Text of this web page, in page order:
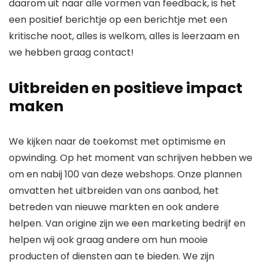
daarom uit naar alle vormen van feedback, is het
een positief berichtje op een berichtje met een
kritische noot, alles is welkom, alles is leerzaam en
we hebben graag contact!
Uitbreiden en positieve impact
maken
We kijken naar de toekomst met optimisme en
opwinding. Op het moment van schrijven hebben we
om en nabij 100 van deze webshops. Onze plannen
omvatten het uitbreiden van ons aanbod, het
betreden van nieuwe markten en ook andere
helpen. Van origine zijn we een marketing bedrijf en
helpen wij ook graag andere om hun mooie
producten of diensten aan te bieden. We zijn